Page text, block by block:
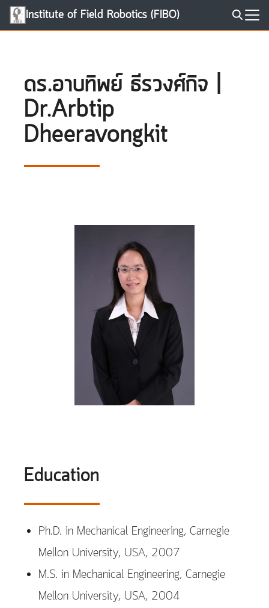
Skip
Institute of Field Robotics (FIBO)
ดร.อาบทิพย์ ธีรวงศ์กิจ |
Dr.Arbtip
Dheeravongkit
Education
Ph.D. in Mechanical Engineering, Carnegie
Mellon University, USA, 2007
M.S. in Mechanical Engineering, Carnegie
Mellon University, USA, 2004